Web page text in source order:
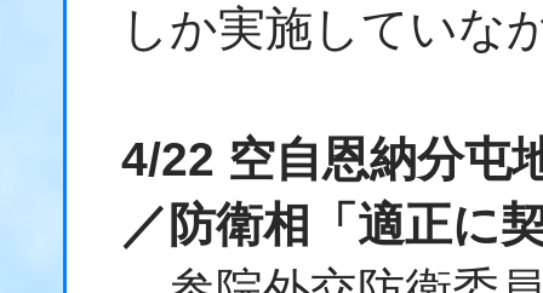
しか実施していな
4/22 空自恩納分屯
／防衛相「適正に